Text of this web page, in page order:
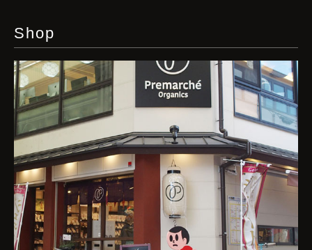
Shop